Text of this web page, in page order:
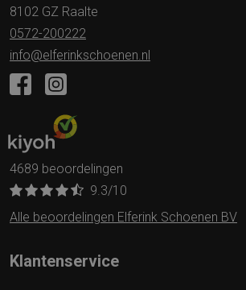
8102 GZ Raalte
0572-200222
info@elferinkschoenen.nl
4689 beoordelingen
9.3/10
Alle beoordelingen Elferink Schoenen BV
Klantenservice